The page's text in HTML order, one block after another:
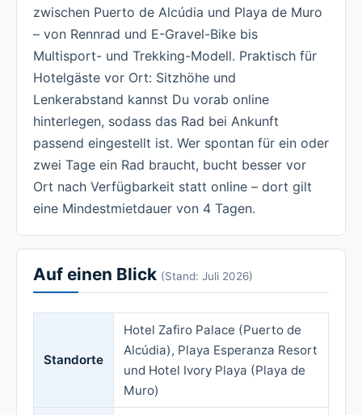
zwischen Puerto de Alcúdia und Playa de Muro
– von Rennrad und E-Gravel-Bike bis
Multisport- und Trekking-Modell. Praktisch für
Hotelgäste vor Ort: Sitzhöhe und
Lenkerabstand kannst Du vorab online
hinterlegen, sodass das Rad bei Ankunft
passend eingestellt ist. Wer spontan für ein oder
zwei Tage ein Rad braucht, bucht besser vor
Ort nach Verfügbarkeit statt online – dort gilt
eine Mindestmietdauer von 4 Tagen.
Auf einen Blick (Stand: Juli 2026)
Standorte
Hotel Zafiro Palace (Puerto de
Alcúdia), Playa Esperanza Resort
und Hotel Ivory Playa (Playa de
Muro)